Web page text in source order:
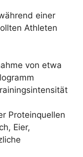
einer
Athleten
von etwa
Proteinquellen
Eier,